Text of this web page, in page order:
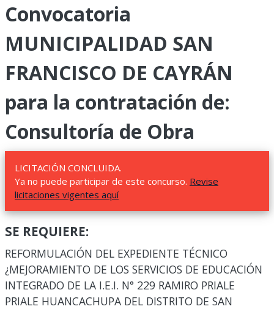
Convocatoria
MUNICIPALIDAD SAN
FRANCISCO DE CAYRÁN
para la contratación de:
Consultoría de Obra
LICITACIÓN CONCLUIDA.
Ya no puede participar de este concurso. Revise
licitaciones vigentes aquí
SE REQUIERE:
REFORMULACIÓN DEL EXPEDIENTE TÉCNICO
¿MEJORAMIENTO DE LOS SERVICIOS DE EDUCACIÓN
INTEGRADO DE LA I.E.I. N° 229 RAMIRO PRIALE
PRIALE HUANCACHUPA DEL DISTRITO DE SAN